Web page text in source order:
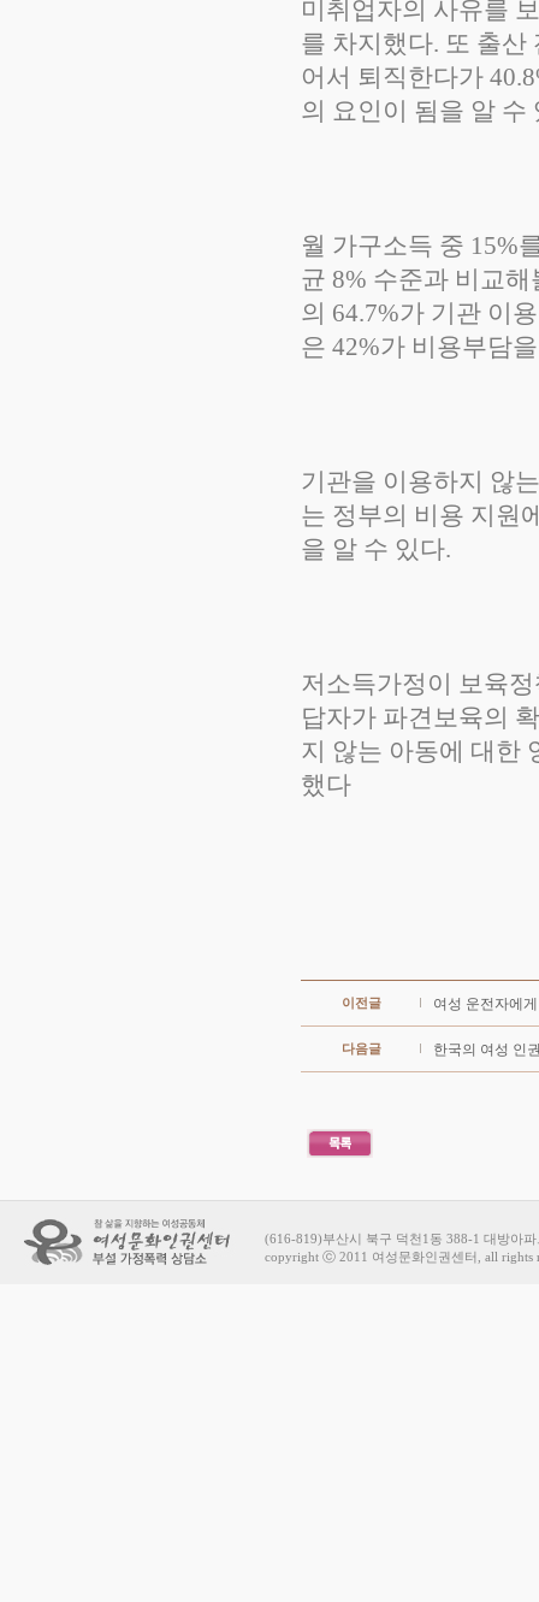
미취업자의 사유를
를 차지했다. 또 출산
어서 퇴직한다가
의 요인이 됨을 알 수
월 가구소득 중 15%
균 8% 수준과 비교
의 64.7%가 기관 이
은 42%가 비용부담
기관을 이용하지 않
는 정부의 비용 지원
을 알 수 있다.
저소득가정이 보육
답자가 파견보육의
지 않는 아동에 대한
했다
이전글 여성 운전자에
다음글 한국의 여성 인
(616-819)부산시 북구 덕천1동 388-1 대방아
copyright ⓒ 2011 여성문화인권센터, all rights